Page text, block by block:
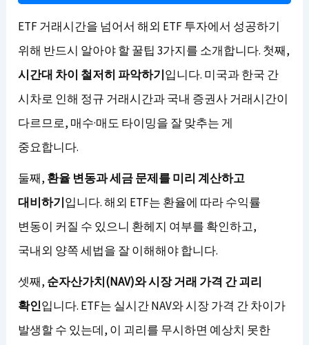
ETF 거래시간을 넘어서 해외 ETF 투자에서 성공하기
위해 반드시 알아야 할 꿀팁 3가지를 소개합니다. 첫째,
시간대 차이 철저히 파악하기입니다. 미국과 한국 간
시차로 인해 정규 거래시간과 국내 증권사 거래시간이
다르므로, 매수·매도 타이밍을 잘 맞추는 게
중요합니다.
둘째, 환율 변동과 세금 문제를 미리 계산하고
대비하기입니다. 해외 ETF는 환율에 따라 수익률
변동이 커질 수 있으니 환헤지 여부를 확인하고,
국내외 양쪽 세법을 잘 이해해야 합니다.
셋째, 순자산가치(NAV)와 시장 거래 가격 간 괴리
확인입니다. ETF는 실시간 NAV와 시장 가격 간 차이가
발생할 수 있는데, 이 괴리를 무시하면 예상치 못한